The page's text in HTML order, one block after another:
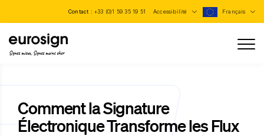
Contact : +33 (0)1 59 35 19 51 Accessibilité Français
Signez mieux, Signez moins cher
Comment la Signature
Électronique Transforme les Flux